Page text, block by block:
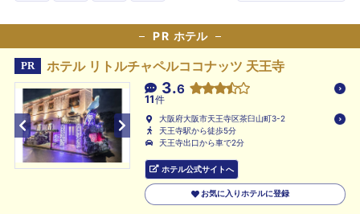
PR ホテル
PR ホテル リトルチャペルココナッツ 天王寺
3.6
11件
大阪府大阪市天王寺区茶臼山町3-2
天王寺駅から徒歩5分
天王寺出口から車で2分
ホテル公式サイトへ
お気に入りホテルに登録